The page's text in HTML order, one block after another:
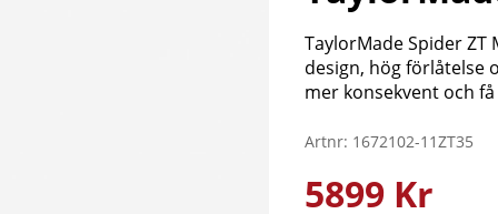
TaylorMade Spider
design, hög förlåtelse
mer konsekvent och
Artnr: 1672102-11ZT35
5899 Kr